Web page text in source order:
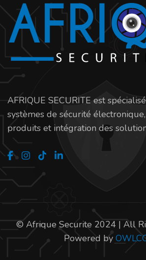
AFRIQUE SECURITE est
systèmes de sécurité
produits et intégration des
© Afrique Securite 2024 | All
Powered by